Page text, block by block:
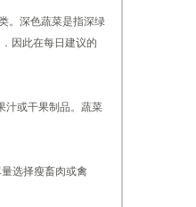
。深色蔬菜是指深绿
因此在每日建议的
汁或干果制品。蔬菜
选择瘦畜肉或禽